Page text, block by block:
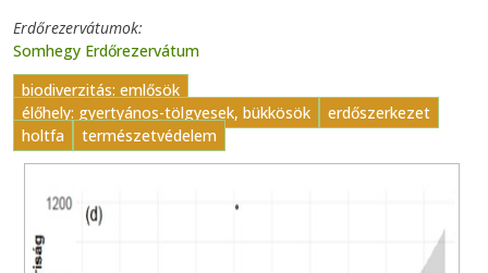
Erdőrezervátumok
Somhegy Erdőrezervátum
biodiverzitás: emlősök
élőhely: gyertyános-tölgyesek, bükkösök
erdőszerkezet
holtfa
természetvédelem